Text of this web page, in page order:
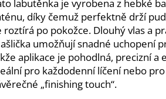
labutěnka je vyrobena z hebké
díky čemuž perfektně drží
roztírá po pokožce. Dlouhý vlas a
umožňují snadné uchopení
aplikace je pohodlná, precizní a
pro každodenní líčení nebo
„finishing touch“.
ŘASY SAMOLEPÍCÍ WISPY